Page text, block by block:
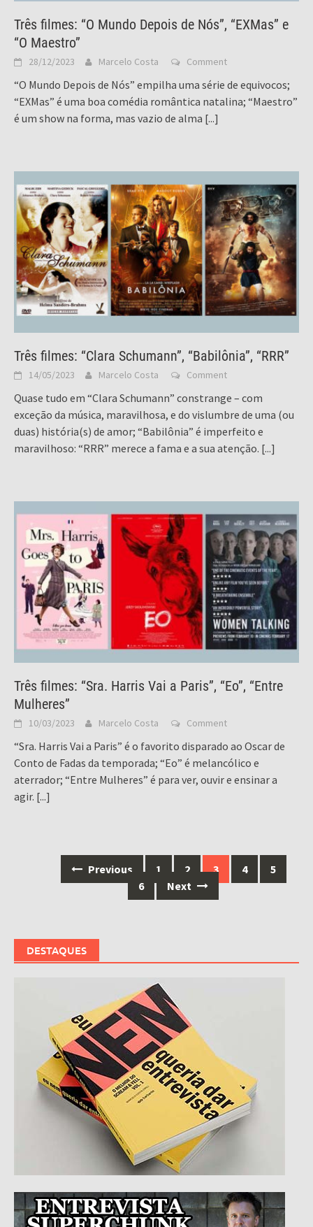
Três filmes: “O Mundo Depois de Nós”, “EXMas” e
“O Maestro”
28/12/2023 Marcelo Costa Comment
“O Mundo Depois de Nós” empilha uma série de equivocos;
“EXMas” é uma boa comédia romântica natalina; “Maestro”
é um show na forma, mas vazio de alma [...]
Três filmes: “Clara Schumann”, “Babilônia”, “RRR”
14/05/2023 Marcelo Costa Comment
Quase tudo em “Clara Schumann” constrange – com
exceção da música, maravilhosa, e do vislumbre de uma (ou
duas) história(s) de amor; “Babilônia” é imperfeito e
maravilhoso: “RRR” merece a fama e a sua atenção. [...]
Três filmes: “Sra. Harris Vai a Paris”, “Eo”, “Entre
Mulheres”
10/03/2023 Marcelo Costa Comment
“Sra. Harris Vai a Paris” é o favorito disparado ao Oscar de
Conto de Fadas da temporada; “Eo” é melancólico e
aterrador; “Entre Mulheres” é para ver, ouvir e ensinar a
agir. [...]
navigation
Previous 1 2 3 4
5
6
Next
DESTAQUES